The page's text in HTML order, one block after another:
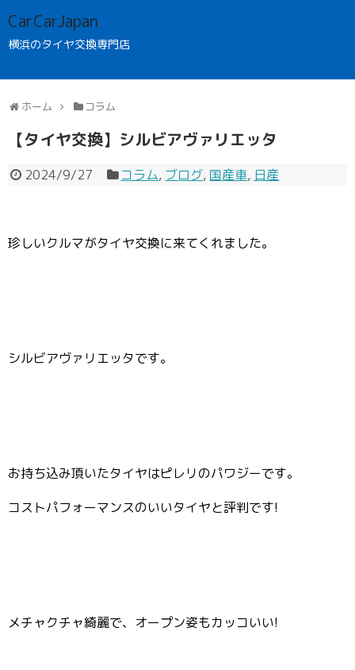
CarCarJapan
横浜のタイヤ交換専門店
ホーム コラム
【タイヤ交換】シルビアヴァリエッタ
2024/9/27 コラム, ブログ, 国産車, 日産
珍しいクルマがタイヤ交換に来てくれました。
シルビアヴァリエッタです。
お持ち込み頂いたタイヤはピレリのパワジーです。
コストパフォーマンスのいいタイヤと評判です!
メチャクチャ綺麗で、オープン姿もカッコいい!